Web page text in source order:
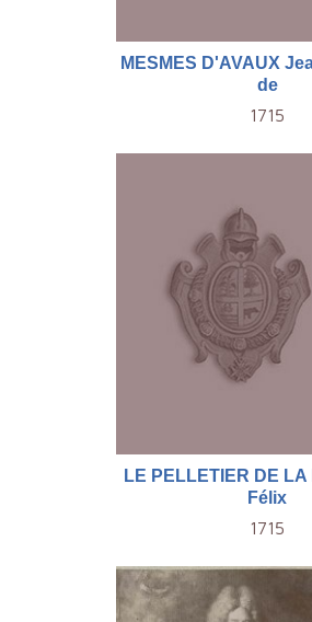
MESMES D'AVAUX
de
1715
LE PELLETIER DE LA
Félix
1715